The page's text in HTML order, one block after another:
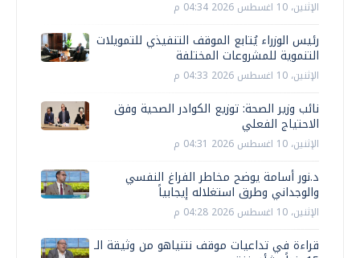
الإثنين، 10 اغسطس 2026 04:34 م
رئيس الوزراء يُتابع الموقف التنفيذي للتمويلات
التنموية للمشروعات المختلفة
الإثنين، 10 اغسطس 2026 04:33 م
نائب وزير الصحة: توزيع الكوادر الصحية وفق
الاحتياج الفعلي
الإثنين، 10 اغسطس 2026 04:31 م
د.نور أسامة يوضح مخاطر الفراغ النفسي
والوجداني وطرق استغلاله إيجابياً
الإثنين، 10 اغسطس 2026 04:28 م
قراءة في تداعيات موقف نتنياهو من وثيقة الـ